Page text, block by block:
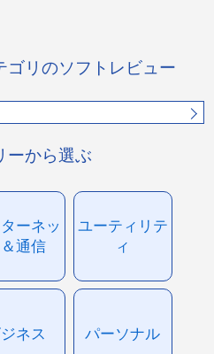
ゴリのソフトレビュー
ーから選ぶ
ーネッ
＆通信
ユーティリテ
ィ
ネス パーソナル